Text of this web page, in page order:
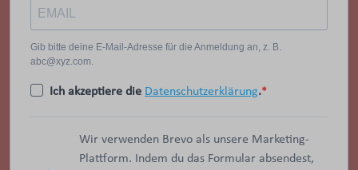
Gib bitte deine E-Mail-Adresse für die Anmeldung an, z. B.
abc@xyz.com.
Ich akzeptiere die Datenschutzerklärung.
Wir verwenden Brevo als unsere Marketing-
Plattform. Indem du das Formular absendest,